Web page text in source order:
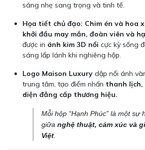
sáng nhẹ sang trọng và tinh tế.
Họa tiết chủ đạo: Chim én và hoa
khởi đầu may mắn, đoàn viên và
được in ánh kim 3D nổi cực kỳ sống
sáng lấp lánh khi nghiêng hộp.
Logo Maison Luxury dập nổi ánh
trung tâm, tạo điểm nhấn thanh lịch,
diện đẳng cấp thương hiệu.
Mỗi hộp “Hạnh Phúc” là một sự
giữa nghệ thuật, cảm xúc và
Việt